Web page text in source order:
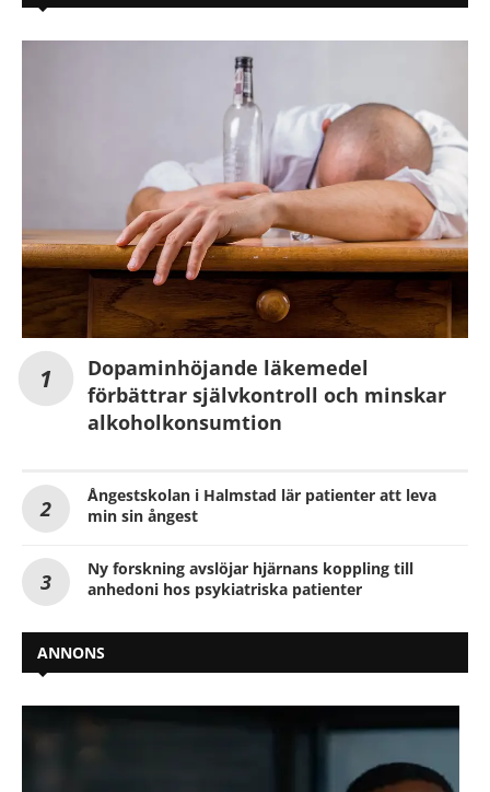
Dopaminhöjande läkemedel
förbättrar självkontroll och minskar
alkoholkonsumtion
Ångestskolan i Halmstad lär patienter att leva
min sin ångest
Ny forskning avslöjar hjärnans koppling till
anhedoni hos psykiatriska patienter
ANNONS